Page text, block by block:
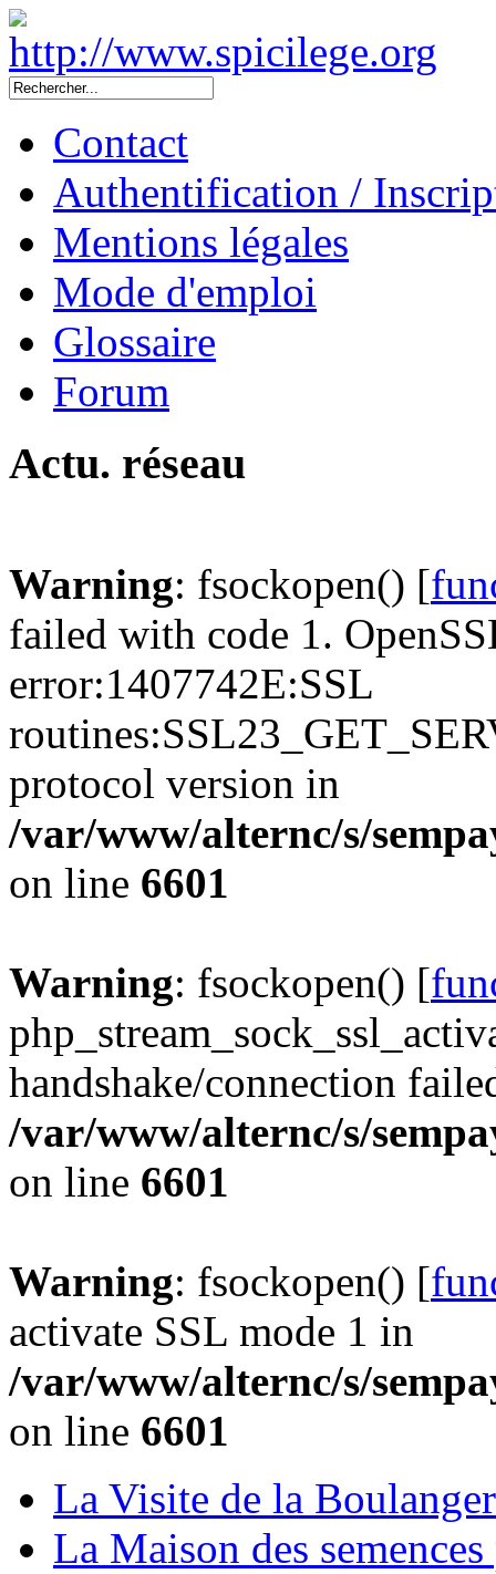
Contact
Authentification /
Mentions légales
Mode d'emploi
Glossaire
Forum
Actu. réseau
Warning: fsockopen() [
failed with code 1.
error:1407742E:SSL
protocol version in
/var/www/alternc/s/
on line 6601
Warning: fsockopen() [
handshake/connection
/var/www/alternc/s/
on line 6601
Warning: fsockopen() [
activate SSL mode 1 in
/var/www/alternc/s/
on line 6601
La Visite de la
La Maison des